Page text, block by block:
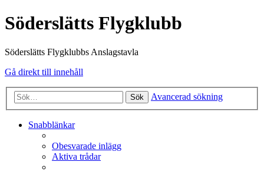
Söderslätts Flygklubb
Söderslätts Flygklubbs Anslagstavla
Gå direkt till innehåll
Sök Avancerad sökning
Snabblänkar
Obesvarade inlägg
Aktiva trådar